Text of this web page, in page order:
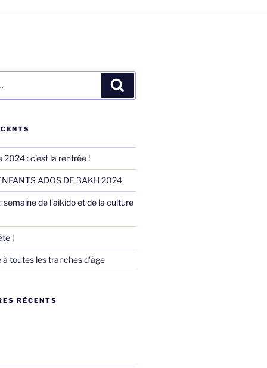
: c’est la rentrée !
ADOS DE 3AKH 2024
semaine de l’aikido et de la culture
!
à toutes les tranches d’âge
RÉCENTS